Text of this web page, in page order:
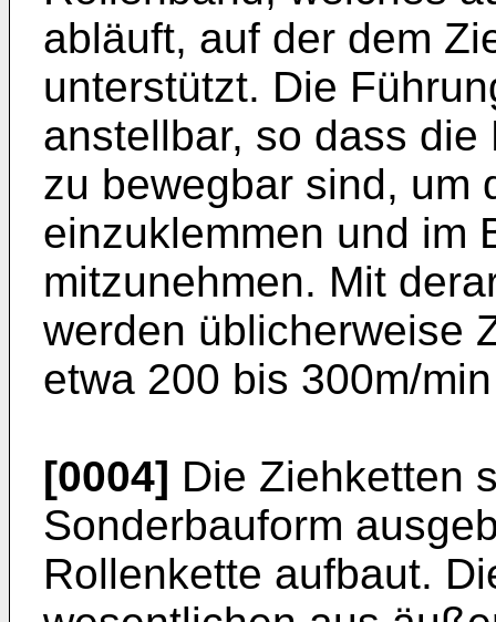
abläuft, auf der dem
unterstützt. Die
anstellbar, so dass
zu bewegbar sind, um
einzuklemmen und im
mitzunehmen. Mit
werden üblicherweise
etwa 200 bis 300m/
[0004] Die Ziehketten
Sonderbauform
Rollenkette aufbaut.